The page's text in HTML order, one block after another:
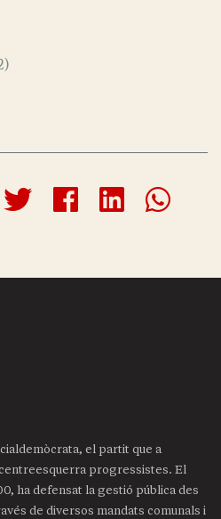
el partit que a
progressistes. El
ha defensat la gestió pública des
de diversos mandats comunals i